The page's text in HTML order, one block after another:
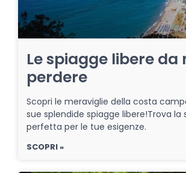
Le spiagge libere da
perdere
Scopri le meraviglie della costa
sue splendide spiagge libere!Trova la
perfetta per le tue esigenze.
SCOPRI »